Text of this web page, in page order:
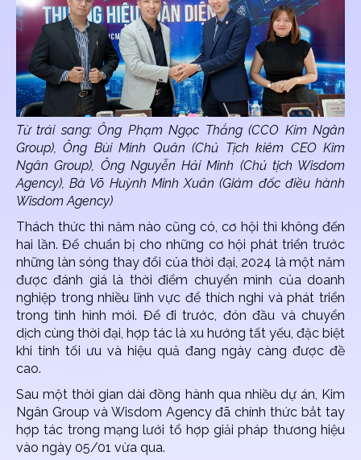
Từ trái sang: Ông Phạm Ngọc Thắng (CCO Kim Ngân
Group), Ông Bùi Minh Quân (Chủ Tịch kiêm CEO Kim
Ngân Group), Ông Nguyễn Hải Minh (Chủ tịch Wisdom
Agency), Bà Võ Huỳnh Minh Xuân (Giám đốc điều hành
Wisdom Agency)
Thách thức thì năm nào cũng có, cơ hội thì không đến
hai lần. Để chuẩn bị cho những cơ hội phát triển trước
những làn sóng thay đổi của thời đại, 2024 là một năm
được đánh giá là thời điểm chuyển mình của doanh
nghiệp trong nhiều lĩnh vực để thích nghi và phát triển
trong tình hình mới. Để đi trước, đón đầu và chuyển
dịch cùng thời đại, hợp tác là xu hướng tất yếu, đặc biệt
khi tính tối ưu và hiệu quả đang ngày càng được đề
cao.
Sau một thời gian dài đồng hành qua nhiều dự án, Kim
Ngân Group và Wisdom Agency đã chính thức bắt tay
hợp tác trong mạng lưới tổ hợp giải pháp thương hiệu
vào ngày 05/01 vừa qua.